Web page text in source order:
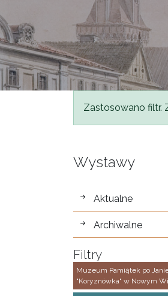
Komunikat
Zastosowano filtr.
Wystawy
wystawy
Aktualne
Archiwalne
Filtry
Muzeum Pamiątek po
"Koryznówka" w Nowym